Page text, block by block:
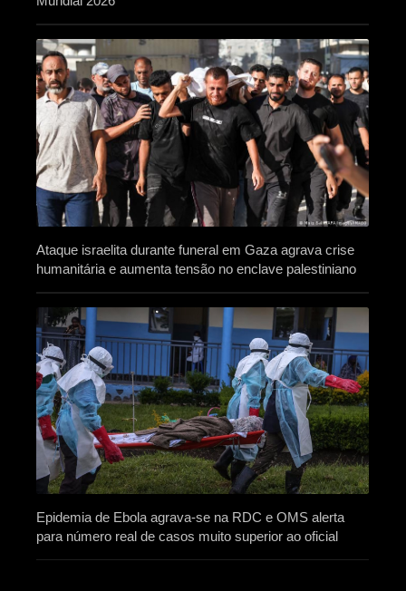
Ataque israelita durante funeral em Gaza agrava crise
humanitária e aumenta tensão no enclave palestiniano
Epidemia de Ebola agrava-se na RDC e OMS alerta
para número real de casos muito superior ao oficial